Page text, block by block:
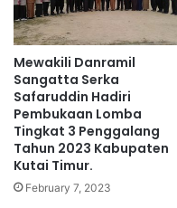
Mewakili Danramil
Sangatta Serka
Safaruddin Hadiri
Pembukaan Lomba
Tingkat 3 Penggalang
Tahun 2023 Kabupaten
Kutai Timur.
February 7, 2023